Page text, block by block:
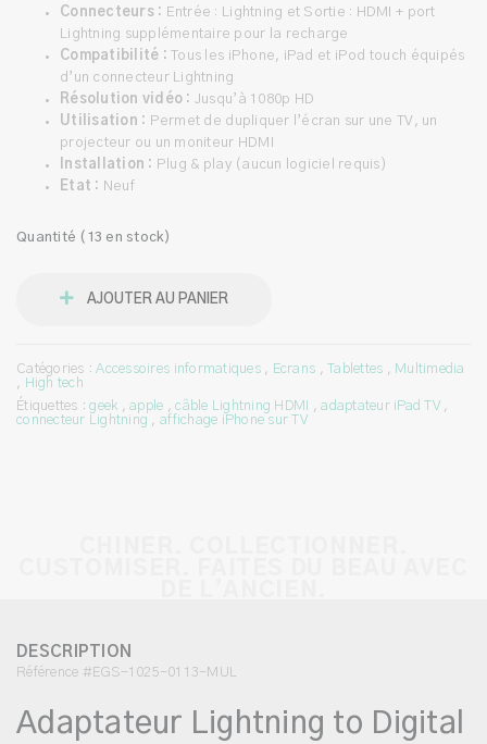
Connecteurs : Entrée : Lightning et Sortie : HDMI + port
Lightning supplémentaire pour la recharge
Compatibilité :Tous les iPhone, iPad et iPod touch équipés
d’un connecteur Lightning
Résolution vidéo : Jusqu’à 1080p HD
Utilisation : Permet de dupliquer l’écran sur une TV, un
projecteur ou un moniteur HDMI
Installation : Plug & play (aucun logiciel requis)
Etat : Neuf
Quantité (13 en stock)
AJOUTER AU PANIER
Catégories :Accessoires informatiques, Ecrans ,Tablettes , Multimedia
, High tech
Étiquettes :geek ,apple ,câble Lightning HDMI ,adaptateur iPad TV,
connecteur Lightning , affichage iPhone sur TV
DESCRIPTION
Référence #EGS-1025-0113-MUL
Adaptateur Lightning to Digital